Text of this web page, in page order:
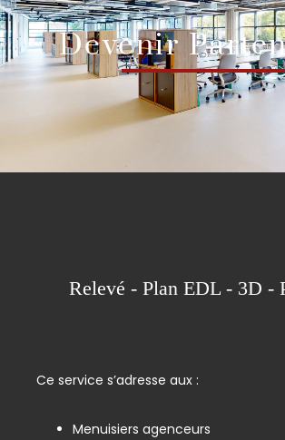
Devenir
Relevé - Plan EDL - 3D -
Ce service s’adresse aux :
Menuisiers agenceurs